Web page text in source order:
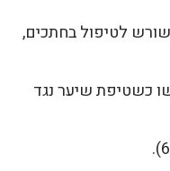
לטיפול בחתכים,
כשטיפת שיער נגד